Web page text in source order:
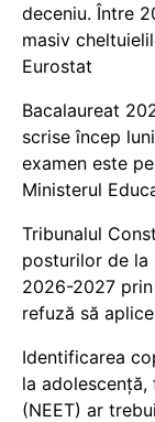
deceniu. Între
masiv
Eurostat
Bacalaureat
scrise încep
examen este
Ministerul
Tribunalul
posturilor de la
2026-2027
refuză să
Identificarea
la adolescență,
(NEET) ar